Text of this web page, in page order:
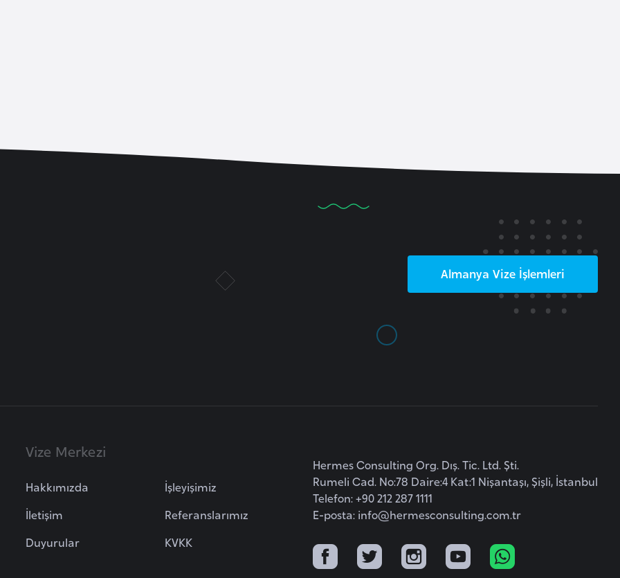
Almanya Vize İşlemleri
Vize Merkezi
Hakkımızda
İletişim
Duyurular
İşleyişimiz
Referanslarımız
KVKK
Hermes Consulting Org. Dış. Tic. Ltd. Şti.
Rumeli Cad. No:78 Daire:4 Kat:1 Nişantaşı, Şişli, İstanbul
Telefon: +90 212 287 1111
E-posta: info@hermesconsulting.com.tr